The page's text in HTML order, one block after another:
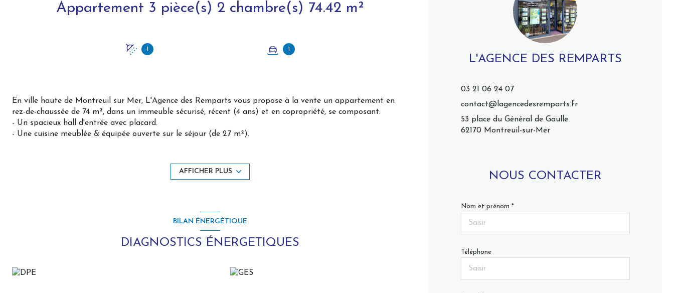
Appartement 3 pièce(s) 2 chambre(s) 74.42 m²
1 1
En ville haute de Montreuil sur Mer, L'Agence des Remparts vous propose à la vente un appartement en
rez-de-chaussée de 74 m², dans un immeuble sécurisé, récent (4 ans) et en copropriété, se composant:
- Un spacieux hall d'entrée avec placard.
- Une cuisine meublée & équipée ouverte sur le séjour (de 27 m²).
- Deux chambres avec chacune une armoire (13 & 17 m²).
Appartement en rez de jardin offrant le privilèged'une terrasse et d'un jardinet.
À visiter sans attendre avec L'Agence des Remparts, demandez Aurélien Piquet votre agent
AFFICHER PLUS
BILAN ÉNERGÉTIQUE
DIAGNOSTICS ÉNERGETIQUES
L'AGENCE DES REMPARTS
03 21 06 24 07
contact@lagencedesremparts.fr
53 place du Général de Gaulle
62170 Montreuil-sur-Mer
NOUS CONTACTER
Nom et prénom *
Téléphone